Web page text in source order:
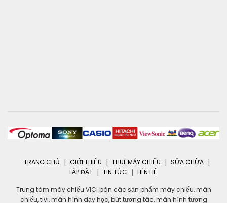
TRANG CHỦ GIỚI THIỆU THUÊ MÁY CHIẾU
SỬA CHỮA
LẮP ĐẶT
TIN TỨC LIÊN HỆ
Trung tâm máy chiếu VICI bán các sản phẩm máy chiếu, màn
chiếu, tivi, màn hình dạy học, bút tương tác, màn hình tương